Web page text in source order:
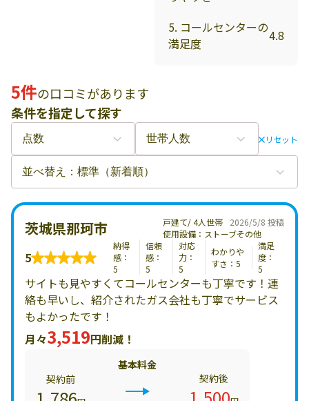
5. コールセンターの
満足度
4.8
5件の口コミがあります
条件を指定して探す
リセット
2026/5/8 投稿
茨城県那珂市
戸建て/ 4人世帯
使用設備：ストーブその他
5
納得
感：
5
信頼
感：
5
対応
力：
5
わかりや
すさ：5
満足
度：
5
サイトも見やすくてコールセンターも丁寧です！連
絡も早いし、紹介されたガス会社も丁寧でサービス
もよかったです！
月々3,519円削減！
基本料金
契約前
契約後